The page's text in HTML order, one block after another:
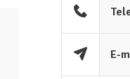
E-